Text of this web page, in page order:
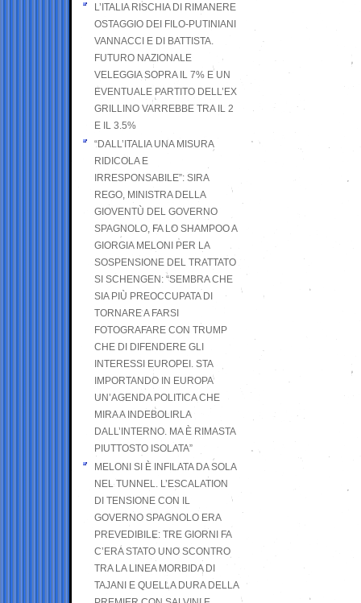
L’ITALIA RISCHIA DI RIMANERE
OSTAGGIO DEI FILO-PUTINIANI
VANNACCI E DI BATTISTA.
FUTURO NAZIONALE
VELEGGIA SOPRA IL 7% E UN
EVENTUALE PARTITO DELL’EX
GRILLINO VARREBBE TRA IL 2
E IL 3.5%
“DALL’ITALIA UNA MISURA
RIDICOLA E
IRRESPONSABILE”: SIRA
REGO, MINISTRA DELLA
GIOVENTÙ DEL GOVERNO
SPAGNOLO, FA LO SHAMPOO A
GIORGIA MELONI PER LA
SOSPENSIONE DEL TRATTATO
SI SCHENGEN: “SEMBRA CHE
SIA PIÙ PREOCCUPATA DI
TORNARE A FARSI
FOTOGRAFARE CON TRUMP
CHE DI DIFENDERE GLI
INTERESSI EUROPEI. STA
IMPORTANDO IN EUROPA
UN’AGENDA POLITICA CHE
MIRA A INDEBOLIRLA
DALL’INTERNO. MA È RIMASTA
PIUTTOSTO ISOLATA”
MELONI SI È INFILATA DA SOLA
NEL TUNNEL. L’ESCALATION
DI TENSIONE CON IL
GOVERNO SPAGNOLO ERA
PREVEDIBILE: TRE GIORNI FA
C’ERA STATO UNO SCONTRO
TRA LA LINEA MORBIDA DI
TAJANI E QUELLA DURA DELLA